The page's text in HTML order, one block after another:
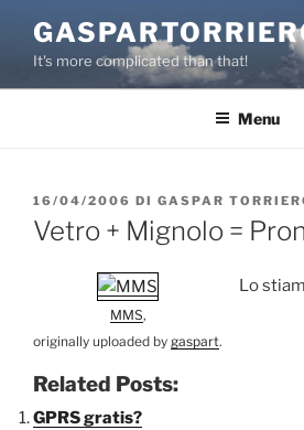
contenuto
It's more complicated than that!
Menu
PUBBLICATO
IL
16/04/2006 DI GASPAR
Vetro + Mignolo =
MMS,
originally uploaded by gaspart.
Lo
Related Posts:
GPRS gratis?